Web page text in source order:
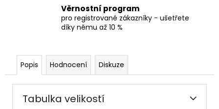
Věrnostní program
pro registrované zákazníky - ušetřete
díky němu až 10 %
Popis Hodnocení Diskuze
Tabulka velikostí